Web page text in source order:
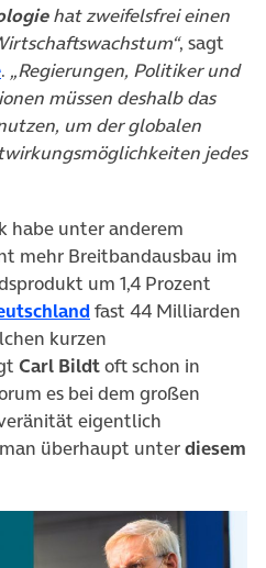
hat zweifelsfrei einen
, sagt
(öffnet in neuem Tab)
. „Regierungen, Politiker und
müssen deshalb das
um der globalen
jedes
habe unter anderem
mehr Breitbandausbau im
um 1,4 Prozent
(öffnet in neuem
fast 44 Milliarden
kurzen
Carl Bildtoft schon in
es bei dem großen
eigentlich
überhaupt unterdiesem